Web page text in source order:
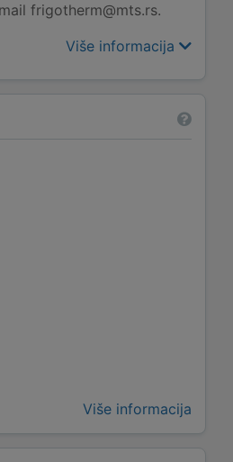
frigotherm@mts.rs.
Više informacija
Više informacija